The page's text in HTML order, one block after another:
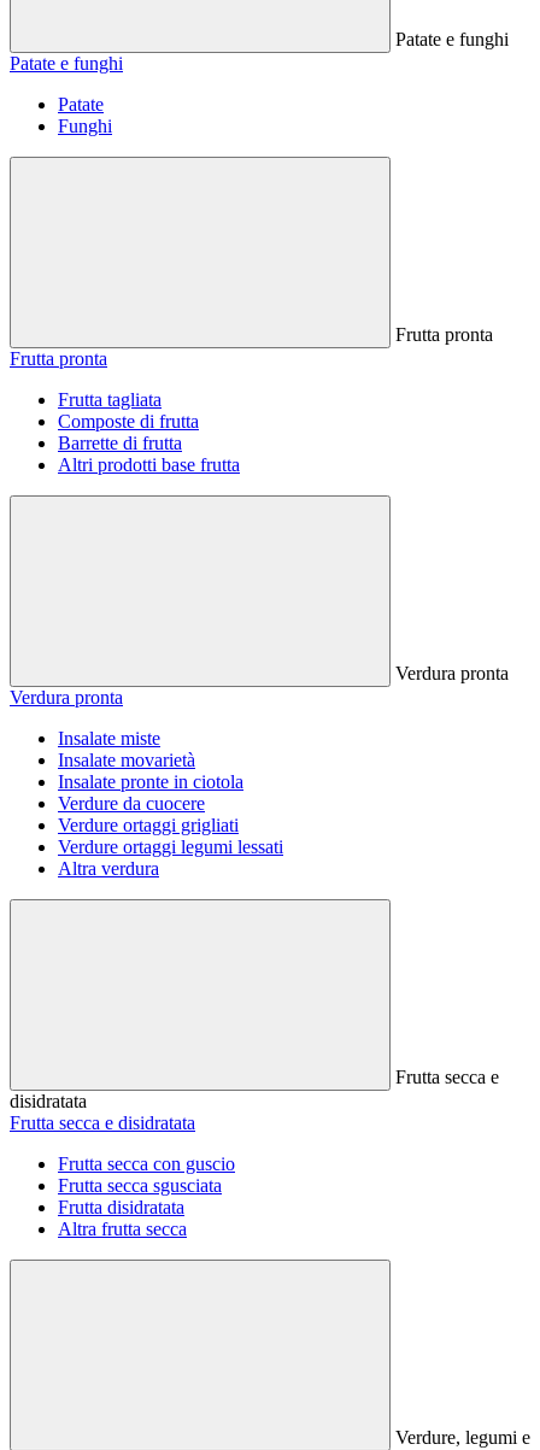
Patate e funghi
Patate e funghi
Patate
Funghi
Frutta pronta
Frutta pronta
Frutta tagliata
Composte di frutta
Barrette di frutta
Altri prodotti base frutta
Verdura pronta
Verdura pronta
Insalate miste
Insalate movarietà
Insalate pronte in ciotola
Verdure da cuocere
Verdure ortaggi grigliati
Verdure ortaggi legumi lessati
Altra verdura
Frutta secca e
disidratata
Frutta secca e disidratata
Frutta secca con guscio
Frutta secca sgusciata
Frutta disidratata
Altra frutta secca
Verdure, legumi e